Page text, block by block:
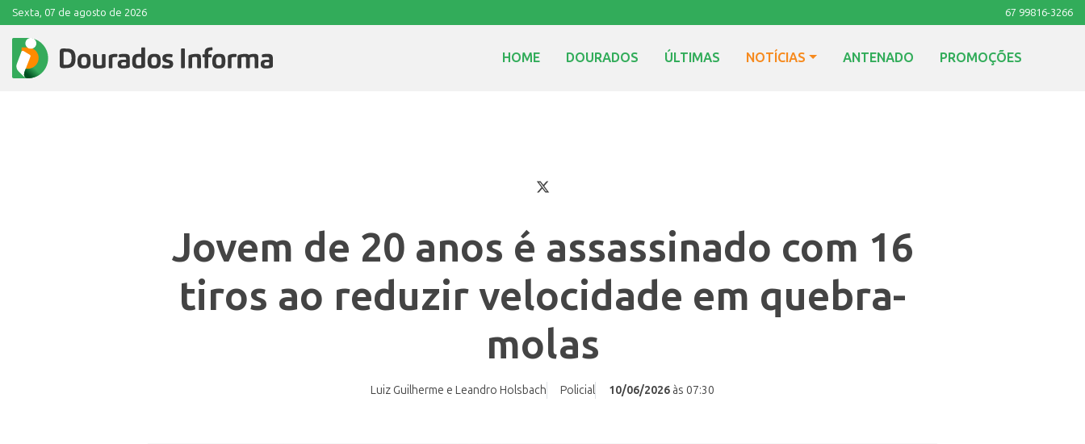
Sexta, 07 de agosto de 2026 67 99816-3266
HOME DOURADOS ÚLTIMAS NOTÍCIAS ANTENADO PROMOÇÕES
Jovem de 20 anos é assassinado com 16
tiros ao reduzir velocidade em quebra-
molas
Luiz Guilherme e Leandro Holsbach Policial 10/06/2026 às 07:30